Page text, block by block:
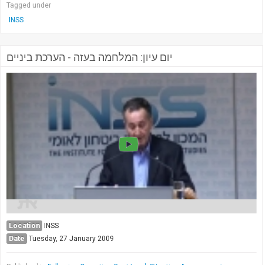
Tagged under
INSS
יום עיון: המלחמה בעזה - הערכת ביניים
Location INSS
Date Tuesday, 27 January 2009